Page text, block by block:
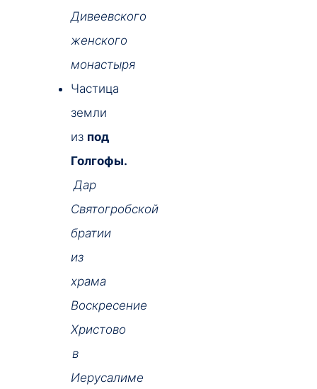
Дивеевского
женского
монастыря
Частица
земли
из под
Голгофы.
Дар
Святогробской
братии
из
храма
Воскресение
Христово
в
Иерусалиме